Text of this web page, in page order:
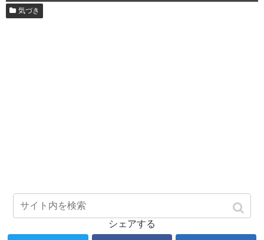
気づき
シェアする